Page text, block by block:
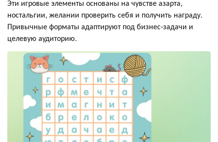
Эти игровые элементы основаны на чувстве азарта,
ностальгии, желании проверить себя и получить награду.
Привычные форматы адаптируют под бизнес-задачи и
целевую аудиторию.